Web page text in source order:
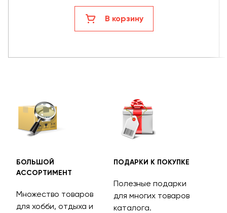
В корзину
БОЛЬШОЙ
АССОРТИМЕНТ
Множество товаров
для хобби, отдыха и
ПОДАРКИ К ПОКУПКЕ
Полезные подарки
для многих товаров
каталога.